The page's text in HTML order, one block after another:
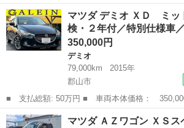
ー名： マツダ ■ 車種名： ＣＸ－５ ■ グ
ィールドジャーニー 純正ＳＤナビゲーション
ｈ フルセ...
福島 郡山市 CX-5
マツダ デミオ ＸＤ ミッ
検・２年付／特別仕様車
350,000円
デミオ
79,000km
2015年
郡山市
■ 支払総額: 50万円 ■ 車両本体価格： 350,000 円 ■ メーカー
名： マツダ ■ 車種名： デミオ ■ グレー
センチュリー 検・２年付／特別仕様車／ナビ／
福島 郡山市 デミオ
マツダ ＡＺワゴン ＸＳ